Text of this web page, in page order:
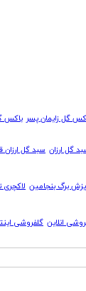
گل زایمان پسر باکس
گل ارزان سبد گل
برگ بنجامین
انلاین گلفروشی